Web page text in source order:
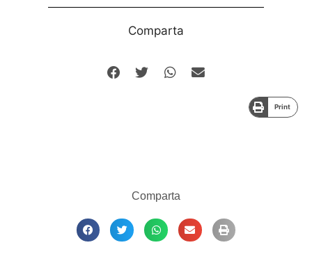
Comparta
Print
Comparta